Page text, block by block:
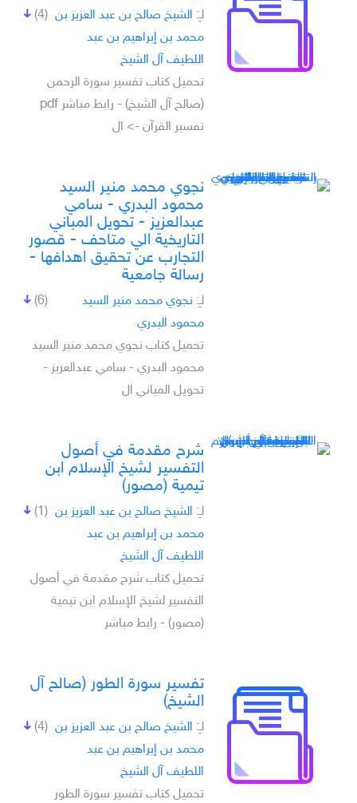
(4) لـِ: الشيخ صالح بن عبد العزيز بن
محمد بن إبراهيم بن عبد
اللطيف آل الشيخ
تحميل كتاب تفسير سورة الرحمن
(صالح آل الشيخ) - رابط مباشر pdf
تفسير القرآن -> ال
نجوي محمد منير السيد
محمود البدري - سامي
عبدالعزيز - تحويل المباني
التاريخية الي متاحف - قصور
التجارب عن تحقيق اهدافها -
رسالة جامعية
(6) لـِ: نجوي محمد منير السيد
محمود البدري
تحميل كتاب نجوي محمد منير السيد
محمود البدري - سامي عبدالعزيز -
تحويل المباني ال
شرح مقدمة في أصول
التفسير لشيخ الإسلام ابن
تيمية (مصور)
(1) لـِ: الشيخ صالح بن عبد العزيز بن
محمد بن إبراهيم بن عبد
اللطيف آل الشيخ
تحميل كتاب شرح مقدمة في أصول
التفسير لشيخ الإسلام ابن تيمية
(مصور) - رابط مباشر
تفسير سورة الطور (صالح آل
الشيخ)
(4) لـِ: الشيخ صالح بن عبد العزيز بن
محمد بن إبراهيم بن عبد
اللطيف آل الشيخ
تحميل كتاب تفسير سورة الطور